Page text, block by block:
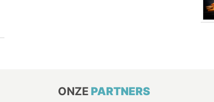
ONZE PARTNERS